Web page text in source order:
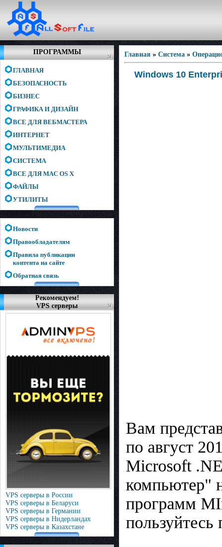
ПРОГРАММЫ
ГЛАВНАЯ
БЕЗОПАСНОСТЬ
БИЗНЕС
ГРАФИКА И ДИЗАЙН
ВСЕ ДЛЯ ВЕБМАСТЕРА
ИНТЕРНЕТ
МУЛЬТИМЕДИА
СИСТЕМА
ВСЕ ДЛЯ MAC OS X
ФАЙЛЫ
УТИЛИТЫ
Новости
Правообладателям
Правила публикации
контента на сайте
Обратная связь
Рекомендуем!
VPS серверы
VPS серверы в России
VPS серверы в Беларуси
VPS серверы в Германии
VPS серверы в Нидерландах
VPS серверы в Казахстане
Главная » Система »
Windows 10
Вам
по август
Microsoft
компьютер"
программ